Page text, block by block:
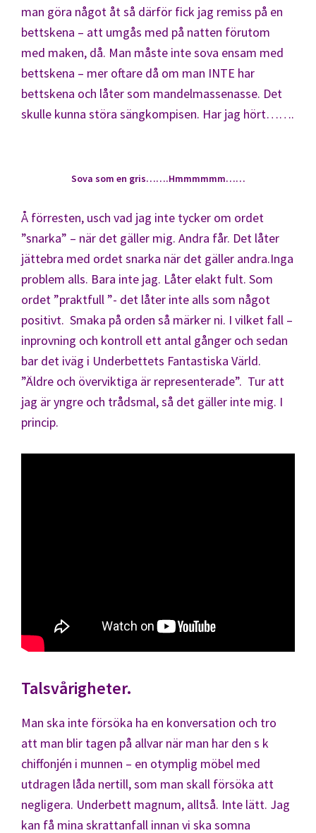
man göra något åt så därför fick jag remiss på en
bettskena – att umgås med på natten förutom
med maken, då. Man måste inte sova ensam med
bettskena – mer oftare då om man INTE har
bettskena och låter som mandelmassenasse. Det
skulle kunna störa sängkompisen. Har jag hört…….
Sova som en gris…….Hmmmmmm……
Å förresten, usch vad jag inte tycker om ordet
”snarka” – när det gäller mig. Andra får. Det låter
jättebra med ordet snarka när det gäller andra.Inga
problem alls. Bara inte jag. Låter elakt fult. Som
ordet ”praktfull ”- det låter inte alls som något
positivt. Smaka på orden så märker ni. I vilket fall –
inprovning och kontroll ett antal gånger och sedan
bar det iväg i Underbettets Fantastiska Värld.
”Äldre och överviktiga är representerade”. Tur att
jag är yngre och trådsmal, så det gäller inte mig. I
princip.
Talsvårigheter.
Man ska inte försöka ha en konversation och tro
att man blir tagen på allvar när man har den s k
chiffonjén i munnen – en otymplig möbel med
utdragen låda nertill, som man skall försöka att
negligera. Underbett magnum, alltså. Inte lätt. Jag
kan få mina skrattanfall innan vi ska somna